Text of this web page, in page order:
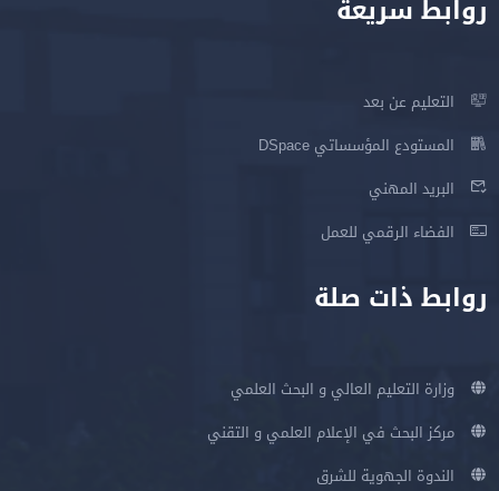
روابط سريعة
التعليم عن بعد
المستودع المؤسساتي DSpace
البريد المهني
الفضاء الرقمي للعمل
روابط ذات صلة
وزارة التعليم العالي و البحث العلمي
مركز البحث في الإعلام العلمي و التقني
الندوة الجهوية للشرق